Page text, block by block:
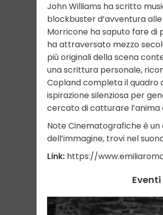
John Williams ha scritto
blockbuster d’avventura
Morricone ha saputo fare di
ha attraversato mezzo
più originali della scena
una scrittura personale,
Copland completa il quadro
ispirazione silenziosa per
cercato di catturare l’anima
Note Cinematografiche è
dell’immagine, trovi nel
Link: https://